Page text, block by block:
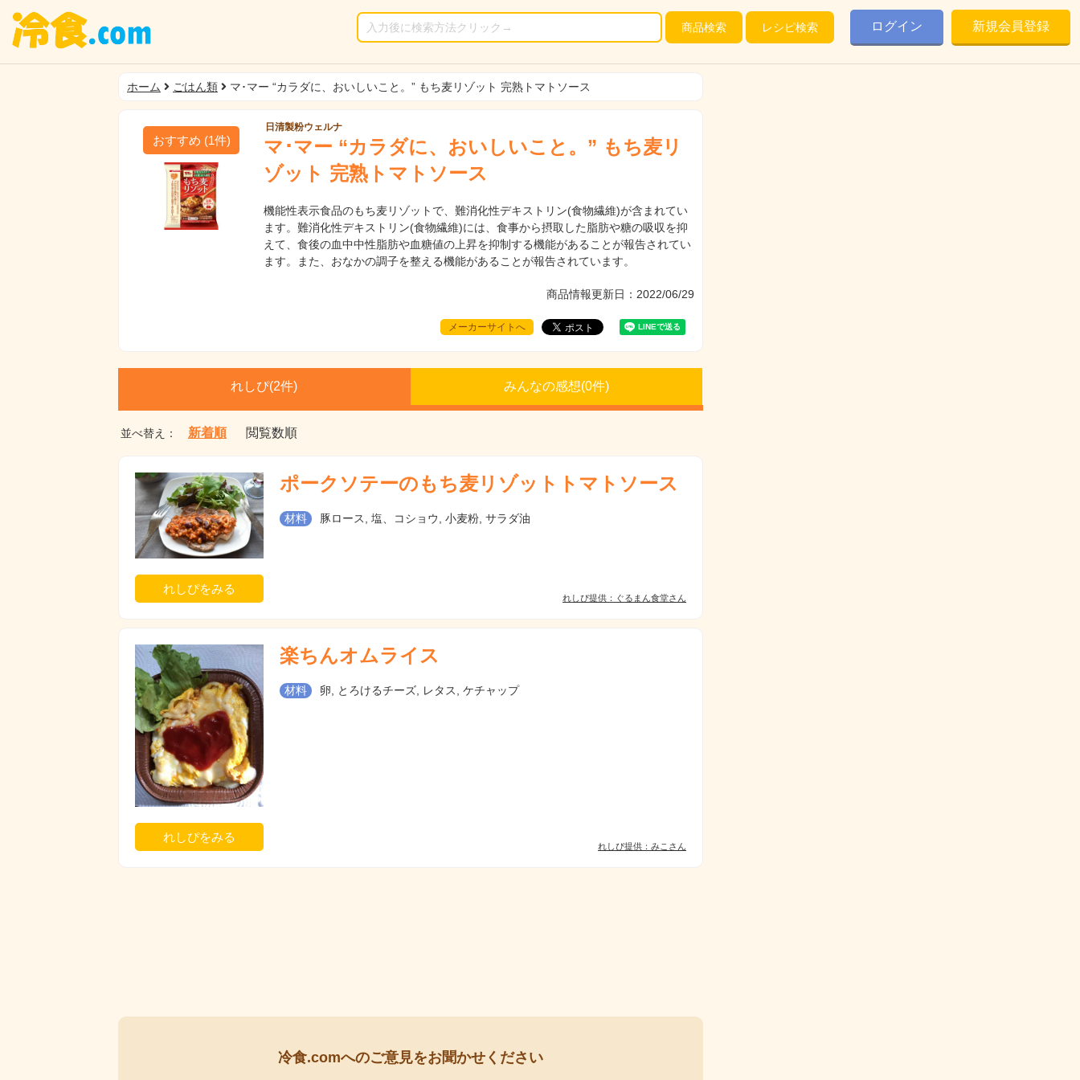
商品検索 レシピ検索 ログイン 新規会員登録
ホーム ごはん類 マ･マー “カラダに、おいしいこと。” もち麦リゾット 完熟トマトソース
おすすめ (1件)
日清製粉ウェルナ
マ･マー “カラダに、おいしいこと。” もち麦リ
ゾット 完熟トマトソース
機能性表示食品のもち麦リゾットで、難消化性デキストリン(食物繊維)が含まれてい
ます。難消化性デキストリン(食物繊維)には、食事から摂取した脂肪や糖の吸収を抑
えて、食後の血中中性脂肪や血糖値の上昇を抑制する機能があることが報告されてい
ます。また、おなかの調子を整える機能があることが報告されています。
商品情報更新日：2022/06/29
メーカーサイトへ
れしぴ(2件) みんなの感想(0件)
並べ替え： 新着順 閲覧数順
れしぴをみる
ポークソテーのもち麦リゾットトマトソース
材料 豚ロース, 塩、コショウ, 小麦粉, サラダ油
れしぴ提供：ぐるまん食堂さん
れしぴをみる
楽ちんオムライス
材料 卵, とろけるチーズ, レタス, ケチャップ
れしぴ提供：みこさん
冷食.comへのご意見をお聞かせください